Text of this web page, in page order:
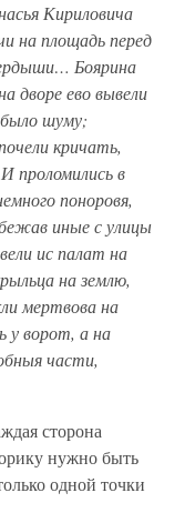
Кириловича
на площадь перед
Боярина
дворе ево вывели
было шуму;
кричать,
проломились в
поноровя,
иные с улицы
ис палат на
на землю,
мертвова на
у ворот, а на
части,
сторона
нужно быть
одной точки